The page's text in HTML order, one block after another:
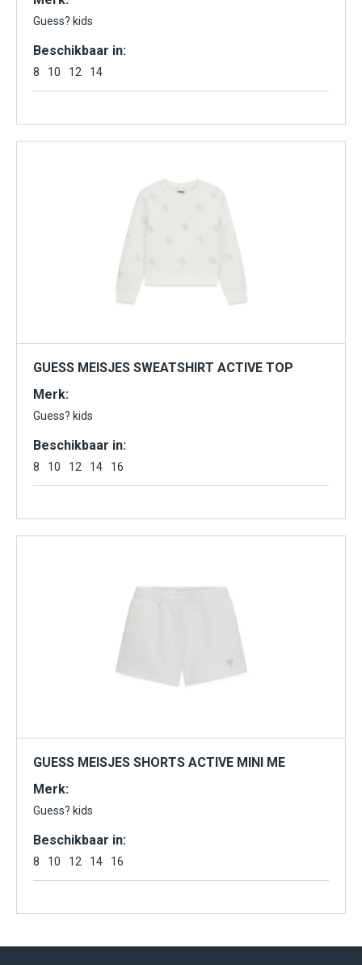
Guess? kids
Beschikbaar in:
8 10 12 14
GUESS MEISJES SWEATSHIRT ACTIVE TOP
Merk:
Guess? kids
Beschikbaar in:
8 10 12 14 16
GUESS MEISJES SHORTS ACTIVE MINI ME
Merk:
Guess? kids
Beschikbaar in:
8 10 12 14 16